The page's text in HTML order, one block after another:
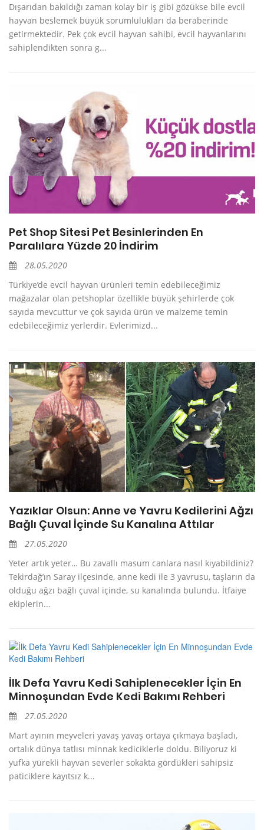
Dışarıdan bakıldığı zaman kolay bir iş gibi gözükse bile evcil
hayvan beslemek büyük sorumlulukları da beraberinde
getirmektedir. Pek çok evcil hayvan sahibi, evcil hayvanlarını
sahiplendikten sonra g...
Pet Shop Sitesi Pet Besinlerinden En
Paralılara Yüzde 20 İndirim
28.05.2020
Türkiye’de evcil hayvan ürünleri temin edebileceğimiz
mağazalar olan petshoplar özellikle büyük şehirlerde çok
sayıda mevcuttur ve çok sayıda ürün ve malzeme temin
edebileceğimiz yerlerdir. Evlerimizd...
Yazıklar Olsun: Anne ve Yavru Kedilerini Ağzı
Bağlı Çuval İçinde Su Kanalına Attılar
27.05.2020
Yeter artık yeter… Bu zavallı masum canlara nasıl kıyabildiniz?
Tekirdağ’ın Saray ilçesinde, anne kedi ile 3 yavrusu, taşların da
olduğu ağzı bağlı çuval içinde, su kanalında bulundu. İtfaiye
ekiplerin...
İlk Defa Yavru Kedi Sahiplenecekler İçin En
Minnoşundan Evde Kedi Bakımı Rehberi
27.05.2020
Mart ayının meyveleri yavaş yavaş ortaya çıkmaya başladı,
ortalık dünya tatlısı minnak kediciklerle doldu. Biliyoruz ki
yufka yürekli hayvan severler sokakta gördükleri sahipsiz
paticiklere kayıtsız k...